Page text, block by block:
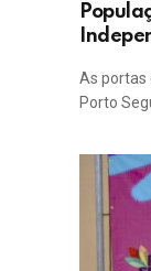
As portas
Porto